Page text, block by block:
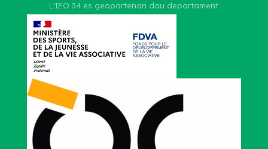
L'IEO 34 es geopartenari dau departament